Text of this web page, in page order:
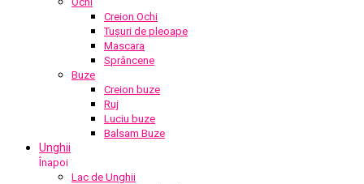
Creion Ochi
Tușuri de pleoape
Mascara
Sprâncene
Buze
Creion buze
Ruj
Luciu buze
Balsam Buze
Unghii
Înapoi
Lac de Unghii